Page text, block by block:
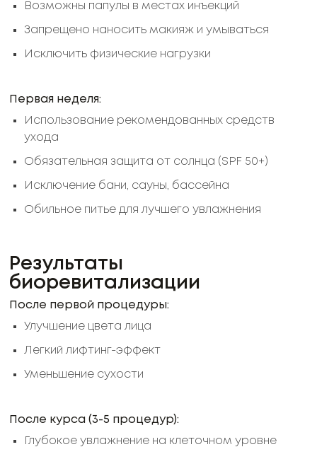
Возможны папулы в местах инъекций
Запрещено наносить макияж и умываться
Исключить физические нагрузки
Первая неделя:
Использование рекомендованных средств
ухода
Обязательная защита от солнца (SPF 50+)
Исключение бани, сауны, бассейна
Обильное питье для лучшего увлажнения
Результаты
биоревитализации
После первой процедуры:
Улучшение цвета лица
Легкий лифтинг-эффект
Уменьшение сухости
После курса (3-5 процедур):
Глубокое увлажнение на клеточном уровне